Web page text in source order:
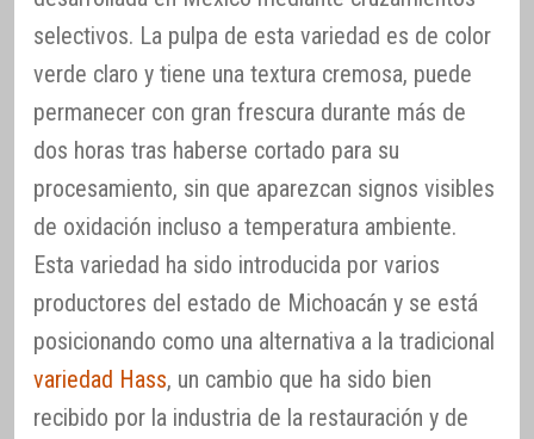
selectivos. La pulpa de esta variedad es de color
verde claro y tiene una textura cremosa, puede
permanecer con gran frescura durante más de
dos horas tras haberse cortado para su
procesamiento, sin que aparezcan signos visibles
de oxidación incluso a temperatura ambiente.
Esta variedad ha sido introducida por varios
productores del estado de Michoacán y se está
posicionando como una alternativa a la tradicional
variedad Hass, un cambio que ha sido bien
recibido por la industria de la restauración y de